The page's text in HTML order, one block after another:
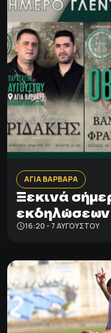
ΑΓΙΑ ΒΑΡΒΑΡΑ
Ξεκινά
16:20 - 7 ΑΥΓΟΎΣΤΟΥ